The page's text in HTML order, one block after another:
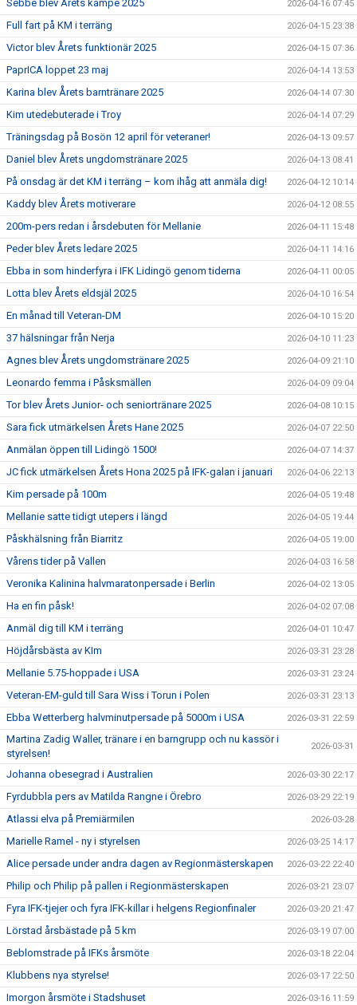
Sebbe blev Årets kämpe 2025 2026-04-16 07:45
Full fart på KM i terräng 2026-04-15 23:38
Victor blev Årets funktionär 2025 2026-04-15 07:36
PaprICA loppet 23 maj 2026-04-14 13:53
Karina blev Årets barntränare 2025 2026-04-14 07:30
Kim utedebuterade i Troy 2026-04-14 07:29
Träningsdag på Bosön 12 april för veteraner! 2026-04-13 09:57
Daniel blev Årets ungdomstränare 2025 2026-04-13 08:41
På onsdag är det KM i terräng – kom ihåg att anmäla dig! 2026-04-12 10:14
Kaddy blev Årets motiverare 2026-04-12 08:55
200m-pers redan i årsdebuten för Mellanie 2026-04-11 15:48
Peder blev Årets ledare 2025 2026-04-11 14:16
Ebba in som hinderfyra i IFK Lidingö genom tiderna 2026-04-11 00:05
Lotta blev Årets eldsjäl 2025 2026-04-10 16:54
En månad till Veteran-DM 2026-04-10 15:20
37 hälsningar från Nerja 2026-04-10 11:23
Agnes blev Årets ungdomstränare 2025 2026-04-09 21:10
Leonardo femma i Påsksmällen 2026-04-09 09:04
Tor blev Årets Junior- och seniortränare 2025 2026-04-08 10:15
Sara fick utmärkelsen Årets Hane 2025 2026-04-07 22:50
Anmälan öppen till Lidingö 1500! 2026-04-07 14:37
JC fick utmärkelsen Årets Hona 2025 på IFK-galan i januari 2026-04-06 22:13
Kim persade på 100m 2026-04-05 19:48
Mellanie satte tidigt utepers i längd 2026-04-05 19:44
Påskhälsning från Biarritz 2026-04-05 19:00
Vårens tider på Vallen 2026-04-03 16:58
Veronika Kalinina halvmaratonpersade i Berlin 2026-04-02 13:05
Ha en fin påsk! 2026-04-02 07:08
Anmäl dig till KM i terräng 2026-04-01 10:47
Höjdårsbästa av KIm 2026-03-31 23:28
Mellanie 5.75-hoppade i USA 2026-03-31 23:24
Veteran-EM-guld till Sara Wiss i Torun i Polen 2026-03-31 23:13
Ebba Wetterberg halvminutpersade på 5000m i USA 2026-03-31 22:59
Martina Zadig Waller, tränare i en barngrupp och nu kassör i
styrelsen!
2026-03-31
Johanna obesegrad i Australien 2026-03-30 22:17
Fyrdubbla pers av Matilda Rangne i Örebro 2026-03-29 22:19
Atlassi elva på Premiärmilen 2026-03-28
Marielle Ramel - ny i styrelsen 2026-03-25 14:17
Alice persade under andra dagen av Regionmästerskapen 2026-03-22 22:40
Philip och Philip på pallen i Regionmästerskapen 2026-03-21 23:07
Fyra IFK-tjejer och fyra IFK-killar i helgens Regionfinaler 2026-03-20 21:47
Lörstad årsbästade på 5 km 2026-03-19 07:00
Beblomstrade på IFKs årsmöte 2026-03-18 22:04
Klubbens nya styrelse! 2026-03-17 22:50
Imorgon årsmöte i Stadshuset 2026-03-16 11:59